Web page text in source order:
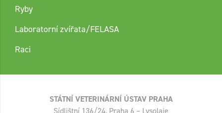
Ryby
Laboratorní zvířata/FELASA
Raci
STÁTNÍ VETERINÁRNÍ ÚSTAV PRAHA